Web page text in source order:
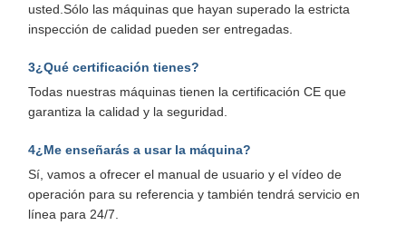
usted.Sólo las máquinas que hayan superado la estricta
inspección de calidad pueden ser entregadas.
3¿Qué certificación tienes?
Todas nuestras máquinas tienen la certificación CE que
garantiza la calidad y la seguridad.
4¿Me enseñarás a usar la máquina?
Sí, vamos a ofrecer el manual de usuario y el vídeo de
operación para su referencia y también tendrá servicio en
línea para 24/7.